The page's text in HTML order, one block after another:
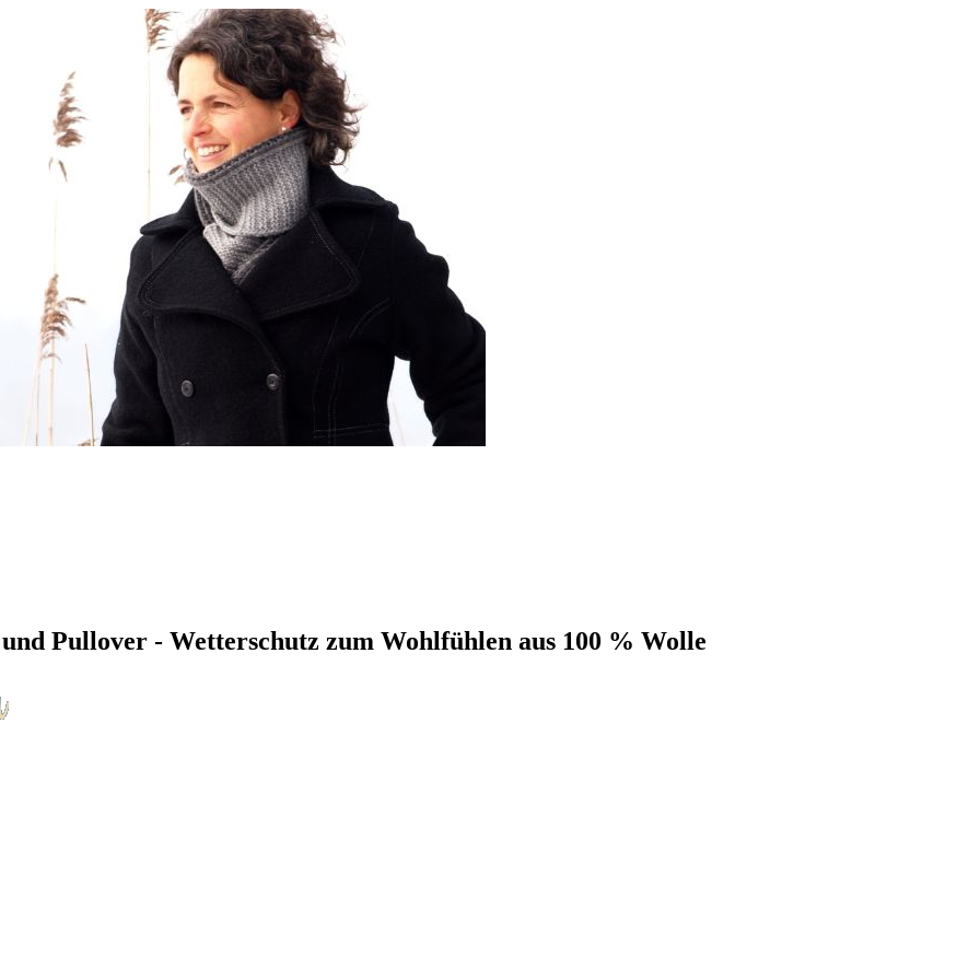
Pullover - Wetterschutz zum Wohlfühlen aus 100 % Wolle